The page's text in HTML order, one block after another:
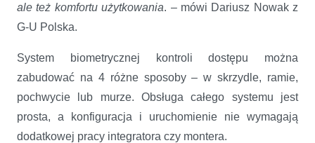
ale też komfortu użytkowania. – mówi Dariusz Nowak z
G-U Polska.
System biometrycznej kontroli dostępu można
zabudować na 4 różne sposoby – w skrzydle, ramie,
pochwycie lub murze. Obsługa całego systemu jest
prosta, a konfiguracja i uruchomienie nie wymagają
dodatkowej pracy integratora czy montera.